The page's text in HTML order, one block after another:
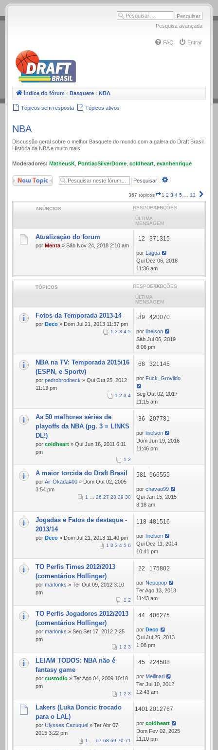
.
Pesquisa avançada
FAQ Entrar
Índice do fórum ‹ Basquete ‹ NBA
Tópicos sem resposta Tópicos ativos
NBA
Discussão geral sobre o melhor Basquete do mundo com a galera do Draft Brasil.
História da NBA e muito mais!
Moderadores: MatheusK PontiacSilverDome coldheart evanhenrique
Novo Tópico
367 tópicos Página
1
de
1 2 3 4 5 … 11
ANÚNCIOS RESPOSTASEXIBIÇÕES
ÚLTIMA
MENSAGEM
Atualização do forum
por Menta » Sáb Nov 24, 2018 2:10 am
12 371315
por
Lagoa
Qui Dez 06, 2018
11:36 am
TÓPICOS RESPOSTASEXIBIÇÕES
ÚLTIMA
MENSAGEM
Fotos da Temporada 2013-14
por Deco » Dom Jul 21, 2013 11:37 pm
1 2 3 4 5
89 420070
por linelson
Sáb Jul 06, 2019
8:06 pm
NBA na TV: Temporada 2015/16
(ESPN, e Sportv)
por pedrobrodbeck » Qui Out 25, 2012
11:13 pm
1 2 3 4
68 321145
por Fuck_Grovildo
Seg Out 02, 2017
11:15 am
As 50 melhores séries de
playoffs da NBA (pg. 3 = LINKS
DL!)
por coldheart » Qui Jun 16, 2011 6:11
pm
1 2
36 207781
por linelson
Dom Jun 19, 2016
11:46 pm
A maior torcida do Draft Brasil
por Air Okada#00 » Dom Out 02, 2005
3:54 pm
1 … 26 27 28 29 30
581 966555
por chavao99
Qui Jan 15, 2015
8:18 am
Jogadas e Fatos de destaque -
2013/14
por Deco » Dom Jul 21, 2013 11:40 pm
1 2 3 4 5 6
118 481516
por linelson
Qui Dez 11, 2014
10:41 pm
TO Perfis Times 2012/2013
(comentários Hollinger)
por marlonks » Ter Out 09, 2012 3:10
pm
1 2
22 175802
por Nepopop
Ter Ago 13, 2013
11:43 am
TO Perfis Jogadores 2012/2013
(comentários Hollinger)
por marlonks » Seg Set 17, 2012 2:25
pm
1 2 3
44 406275
por Deco
Qui Jul 25, 2013
1:08 pm
LEIAM TODOS: NBA não é
fantasy game
por custodio » Ter Ago 04, 2009 10:10
pm
1 2 3
45 224508
por Mellinari
Ter Jul 10, 2012
12:43 am
Lakers (Luka Doncic trocado
para o LAL)
por Ulysses Cazuquel » Ter Abr 07,
2015 3:22 pm
1 … 67 68 69 70 71
1401 2012767
por coldheart
Dom Fev 02, 2025
11:10 pm